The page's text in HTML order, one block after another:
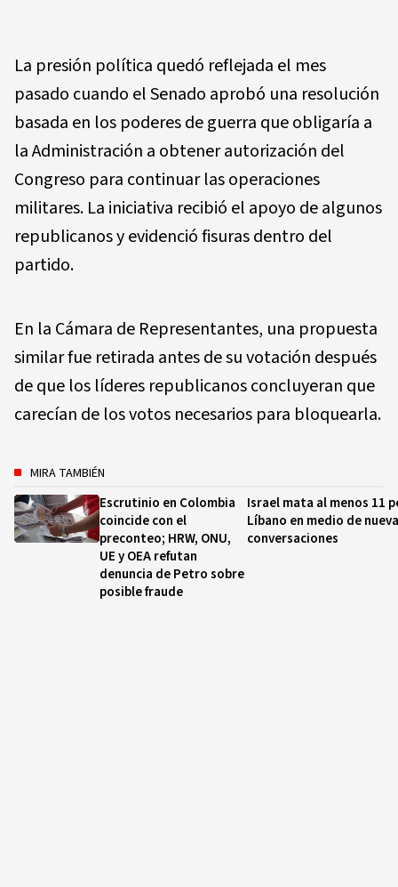
La presión política quedó reflejada el mes
pasado cuando el Senado aprobó una resolución
basada en los poderes de guerra que obligaría a
la Administración a obtener autorización del
Congreso para continuar las operaciones
militares. La iniciativa recibió el apoyo de algunos
republicanos y evidenció fisuras dentro del
partido.
En la Cámara de Representantes, una propuesta
similar fue retirada antes de su votación después
de que los líderes republicanos concluyeran que
carecían de los votos necesarios para bloquearla.
MIRA TAMBIÉN
Escrutinio en Colombia
coincide con el
preconteo; HRW, ONU,
UE y OEA refutan
denuncia de Petro sobre
posible fraude
Israel mata al menos 11
Líbano en medio de
conversaciones